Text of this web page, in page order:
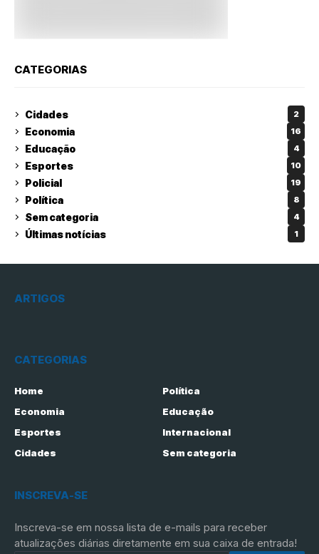
CATEGORIAS
Cidades 2
Economia 16
Educação 4
Esportes 10
Policial 19
Política 8
Sem categoria 4
Últimas notícias 1
ARTIGOS
CATEGORIAS
Home
Política
Economia
Educação
Esportes
Internacional
Cidades
Sem categoria
INSCREVA-SE
Inscreva-se em nossa lista de e-mails para receber
atualizações diárias diretamente em sua caixa de entrada!